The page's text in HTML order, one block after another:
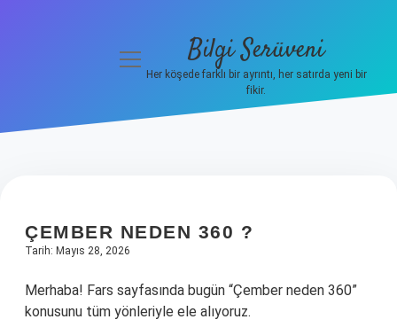
Hakkımızda
menüyü
Bilgi Serüveni
Her köşede farklı bir ayrıntı, her satırda yeni bir
fikir.
ÇEMBER NEDEN 360 ?
Tarih: Mayıs 28, 2026
Merhaba! Fars sayfasında bugün “Çember neden 360”
konusunu tüm yönleriyle ele alıyoruz.